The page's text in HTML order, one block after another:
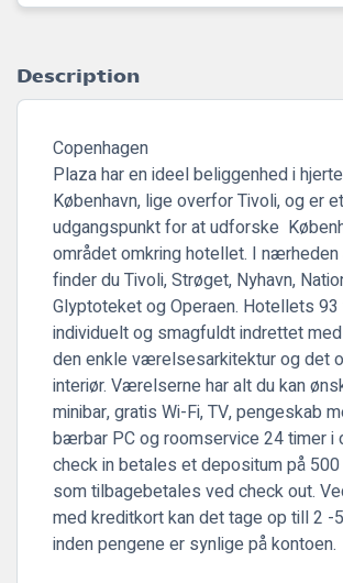
Description
Copenhagen
Plaza har en ideel beliggenhed i
København, lige overfor Tivoli, og er
udgangspunkt for at udforske
området omkring hotellet. I
finder du Tivoli, Strøget, Nyhavn,
Glyptoteket og Operaen. Hotellets
individuelt og smagfuldt indrettet
den enkle værelsesarkitektur og det
interiør. Værelserne har alt du kan
minibar, gratis Wi-Fi, TV, pengeskab
bærbar PC og roomservice 24 timer i
check in betales et depositum på
som tilbagebetales ved check out.
med kreditkort kan det tage op till 2 -
inden pengene er synlige på kontoen.